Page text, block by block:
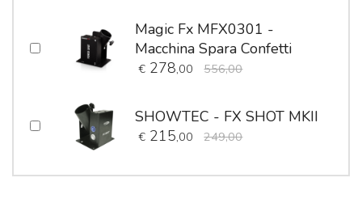
Magic Fx MFX0301 -
Macchina Spara Confetti
€ 278,00 556,00
SHOWTEC - FX SHOT MKII
€ 215,00 249,00